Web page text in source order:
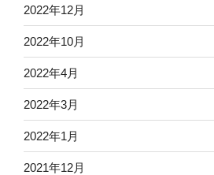
2022年12月
2022年10月
2022年4月
2022年3月
2022年1月
2021年12月